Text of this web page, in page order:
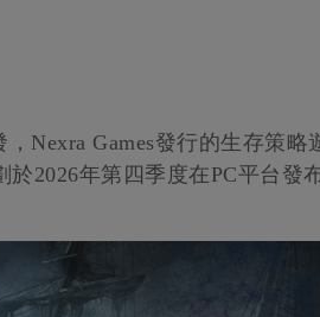
Nexra Games發行的生存策略
2026年第四季度在PC平台發